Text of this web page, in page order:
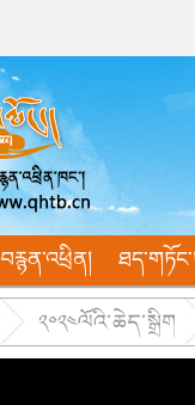
བརྙན་འཕྲིན།
༢༠༢༤ལོའི་ཆེད་སྒྲིག